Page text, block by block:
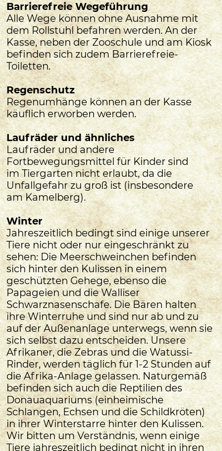
Barrierefreie Wegeführung
Alle Wege können ohne Ausnahme mit
dem Rollstuhl befahren werden. An der
Kasse, neben der Zooschule und am Kiosk
befinden sich zudem Barrierefreie-
Toiletten.
Regenschutz
Regenumhänge können an der Kasse
käuflich erworben werden.
Laufräder und ähnliches
Laufräder und andere
Fortbewegungsmittel für Kinder sind
im Tiergarten nicht erlaubt, da die
Unfallgefahr zu groß ist (insbesondere
am Kamelberg).
Winter
Jahreszeitlich bedingt sind einige unserer
Tiere nicht oder nur eingeschränkt zu
sehen: Die Meerschweinchen befinden
sich hinter den Kulissen in einem
geschützten Gehege, ebenso die
Papageien und die Walliser
Schwarznasenschafe. Die Bären halten
ihre Winterruhe und sind nur ab und zu
auf der Außenanlage unterwegs, wenn sie
sich selbst dazu entscheiden. Unsere
Afrikaner, die Zebras und die Watussi-
Rinder, werden täglich für 1-2 Stunden auf
die Afrika-Anlage gelassen. Naturgemäß
befinden sich auch die Reptilien des
Donauaquariums (einheimische
Schlangen, Echsen und die Schildkröten)
in ihrer Winterstarre hinter den Kulissen.
Wir bitten um Verständnis, wenn einige
Tiere jahreszeitlich bedingt nicht in ihren